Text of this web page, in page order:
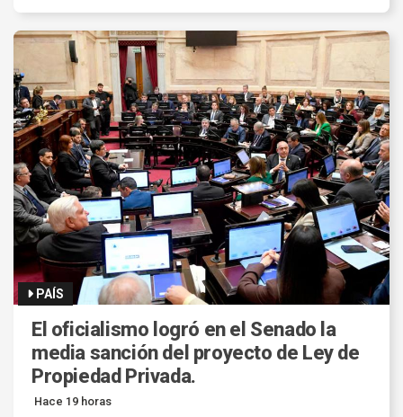
PAÍS
El oficialismo logró en el Senado la
media sanción del proyecto de Ley de
Propiedad Privada.
Hace 19 horas